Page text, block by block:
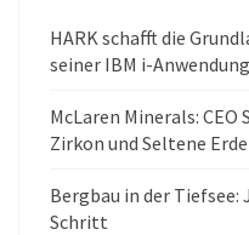
HARK schafft die
seiner IBM i-
McLaren Minerals:
Zirkon und Seltene
Bergbau in der
Schritt